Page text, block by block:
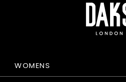
WOMENS